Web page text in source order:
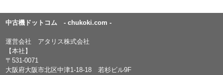
中古機ドットコム - chukoki.com -
運営会社 アタリス株式会社
【本社】
〒531-0071
大阪府大阪市北区中津1-18-18 若杉ビル9F